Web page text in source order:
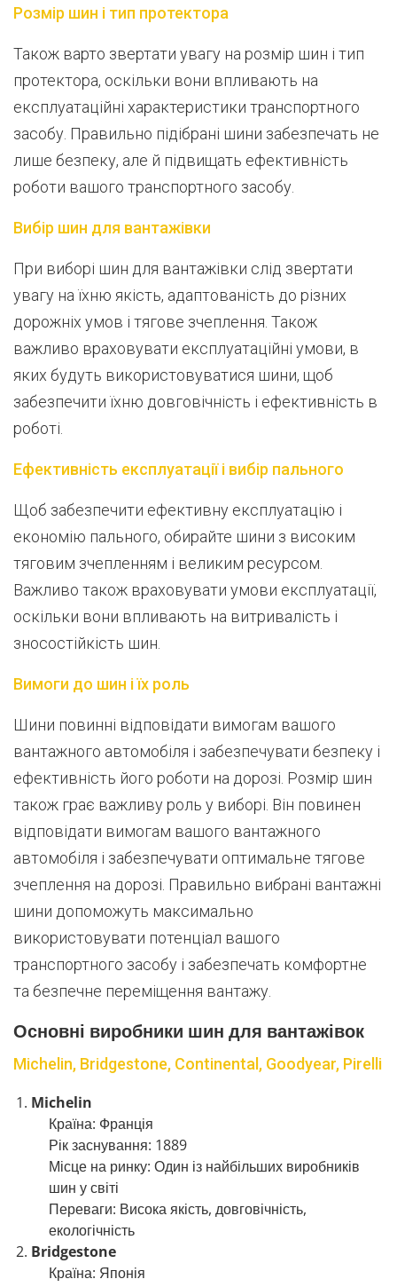
Розмір шин і тип протектора
Також варто звертати увагу на розмір шин і тип
протектора, оскільки вони впливають на
експлуатаційні характеристики транспортного
засобу. Правильно підібрані шини забезпечать не
лише безпеку, але й підвищать ефективність
роботи вашого транспортного засобу.
Вибір шин для вантажівки
При виборі шин для вантажівки слід звертати
увагу на їхню якість, адаптованість до різних
дорожніх умов і тягове зчеплення. Також
важливо враховувати експлуатаційні умови, в
яких будуть використовуватися шини, щоб
забезпечити їхню довговічність і ефективність в
роботі.
Ефективність експлуатації і вибір пального
Щоб забезпечити ефективну експлуатацію і
економію пального, обирайте шини з високим
тяговим зчепленням і великим ресурсом.
Важливо також враховувати умови експлуатації,
оскільки вони впливають на витривалість і
зносостійкість шин.
Вимоги до шин і їх роль
Шини повинні відповідати вимогам вашого
вантажного автомобіля і забезпечувати безпеку і
ефективність його роботи на дорозі. Розмір шин
також грає важливу роль у виборі. Він повинен
відповідати вимогам вашого вантажного
автомобіля і забезпечувати оптимальне тягове
зчеплення на дорозі. Правильно вибрані вантажні
шини допоможуть максимально
використовувати потенціал вашого
транспортного засобу і забезпечать комфортне
та безпечне переміщення вантажу.
Основні виробники шин для вантажівок
Michelin, Bridgestone, Continental, Goodyear, Pirelli
Michelin
Країна: Франція
Рік заснування: 1889
Місце на ринку: Один із найбільших виробників
шин у світі
Переваги: Висока якість, довговічність,
екологічність
Bridgestone
Країна: Японія